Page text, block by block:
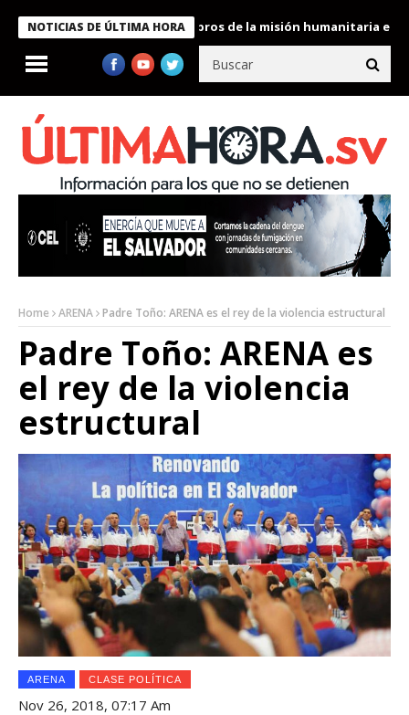
NOTICIAS DE ÚLTIMA HORA
Bukele condecora a miembros de la misión humanitaria enviada
Home ARENA Padre Toño: ARENA es el rey de la violencia estructural
Padre Toño: ARENA es
el rey de la violencia
estructural
ARENA CLASE POLÍTICA
Nov 26, 2018, 07:17 Am